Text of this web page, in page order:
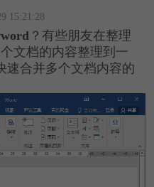
15:21:28
？有些朋友在整理
文档的内容整理到一
速合并多个文档内容的